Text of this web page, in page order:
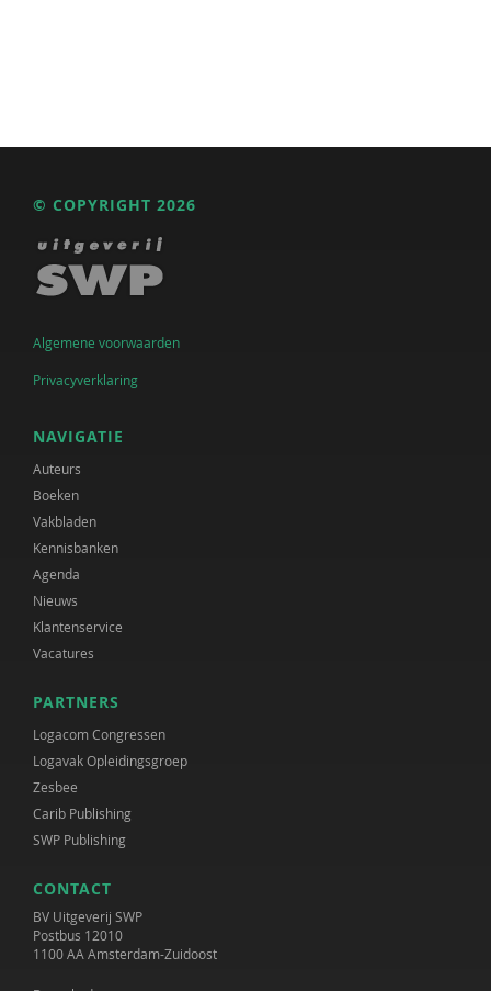
© COPYRIGHT 2026
Algemene voorwaarden
Privacyverklaring
NAVIGATIE
Auteurs
Boeken
Vakbladen
Kennisbanken
Agenda
Nieuws
Klantenservice
Vacatures
PARTNERS
Logacom Congressen
Logavak Opleidingsgroep
Zesbee
Carib Publishing
SWP Publishing
CONTACT
BV Uitgeverij SWP
Postbus 12010
1100 AA Amsterdam-Zuidoost